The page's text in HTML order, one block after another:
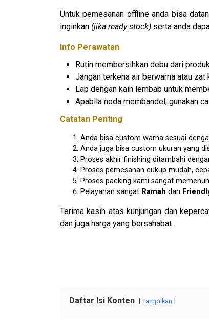
Untuk pemesanan offline anda bisa
inginkan (jika ready stock) serta anda
Info Perawatan
Rutin membersihkan debu dari
Jangan terkena air berwarna atau zat
Lap dengan kain lembab untuk
Apabila noda membandel, gunakan
Catatan Penting
Anda bisa custom warna sesuai
Anda juga bisa custom ukuran yang
Proses akhir finishing ditambahi
Proses pemesanan cukup mudah,
Proses packing kami sangat
Pelayanan sangat Ramah dan
Terima kasih atas kunjungan dan
dan juga harga yang bersahabat.
Daftar Isi Konten Tampilkan